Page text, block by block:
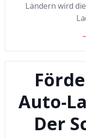
Ländern wird
Auto-
Der